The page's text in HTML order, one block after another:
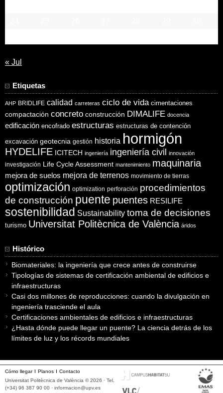
« Jul
Etiquetas
AHP BRIDLIFE calidad carreteras ciclo de vida cimentaciones
compactación concreto construcción DIMALIFE docencia
edificación encofrado estructuras estructuras de contención
excavación geotecnia gestión historia hormigón
HYDELIFE ICITECH ingeniería ingeniería civil innovación
investigación Life Cycle Assessment mantenimiento maquinaria
mejora de suelos mejora de terrenos movimiento de tierras
optimización optimization perforación procedimientos
de construcción puente puentes RESILIFE
sostenibilidad Sustainability toma de decisiones
turismo Universitat Politècnica de València áridos
Histórico
Biomateriales: la ingeniería que crece antes de construirse
Tipologías de sistemas de certificación ambiental de edificios e
infraestructuras
Casi dos millones de reproducciones: cuando la divulgación en
ingeniería trasciende el aula
Certificaciones ambientales de edificios e infraestructuras
¿Hasta dónde puede llegar un puente? La ciencia detrás de los
límites de luz y los récords mundiales
Cómo llegar Planos
Contacto
Universitat Politècnica de València © 2026 · Tel.
(+34) 96 387 90 00 · informacion@upv.es